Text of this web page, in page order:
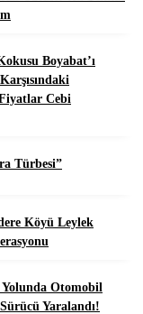
Boyabat’ı
Cebi
Türbesi”
Köyü Leylek
Otomobil
Yaralandı!